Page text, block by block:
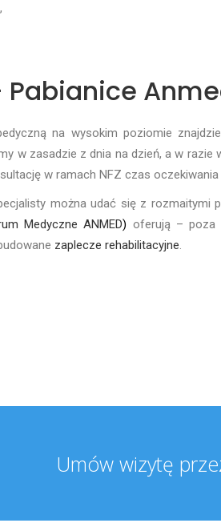
na wysokim poziomie
w zasadzie z dnia na dzień, a w
w ramach NFZ czas
można udać się z rozmaitymi
Medyczne ANMED) oferują – poza
zaplecze rehabilitacyjne.
Umów wizytę